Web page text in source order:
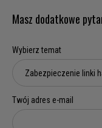
Masz dodatkowe